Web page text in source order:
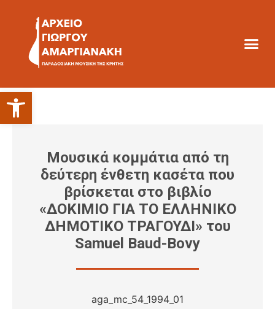
Ανοίξτε τη γραμμή εργαλείων
Μουσικά κομμάτια από τη
δεύτερη ένθετη κασέτα που
βρίσκεται στο βιβλίο
«ΔΟΚΙΜΙΟ ΓΙΑ ΤΟ ΕΛΛΗΝΙΚΟ
ΔΗΜΟΤΙΚΟ ΤΡΑΓΟΥΔΙ» του
Samuel Baud-Bovy
aga_mc_54_1994_01